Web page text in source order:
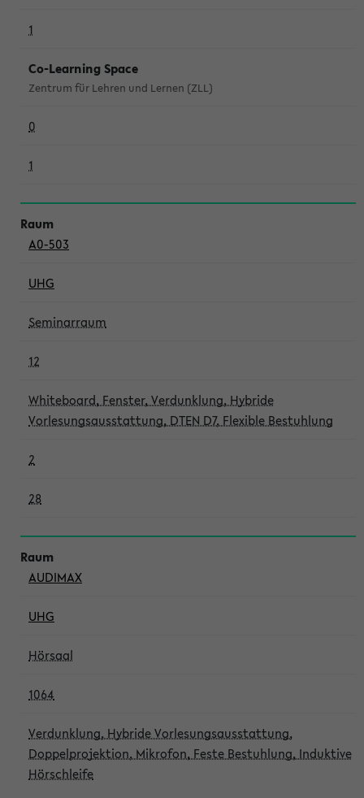
1
Co-Learning Space
Zentrum für Lehren und Lernen (ZLL)
0
1
A0-503
UHG
Seminarraum
12
Whiteboard, Fenster, Verdunklung, Hybride
Vorlesungsausstattung, DTEN D7, Flexible Bestuhlung
2
28
AUDIMAX
UHG
Hörsaal
1064
Verdunklung, Hybride Vorlesungsausstattung,
Doppelprojektion, Mikrofon, Feste Bestuhlung, Induktive
Hörschleife